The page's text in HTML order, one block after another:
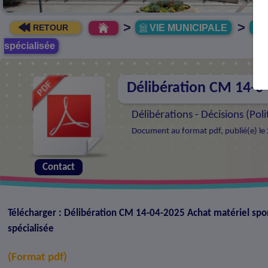
RETOUR > VIE MUNICIPALE >
spécialisée
Délibération CM 14-
Délibérations - Décisions (
Document au format pdf, publié(e)
Contact
Télécharger : Délibération CM 14-04-2025 Achat matériel
spécialisée
(Format pdf)